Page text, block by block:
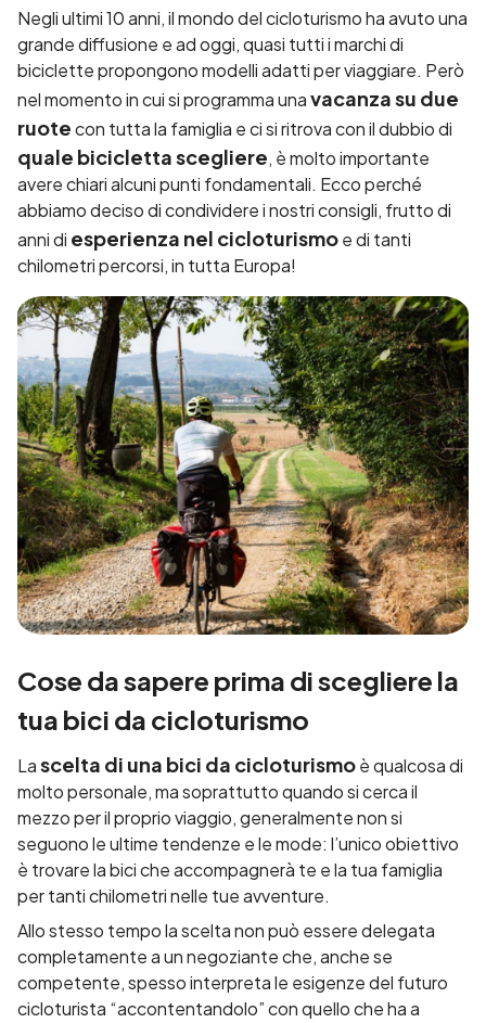
Negli ultimi 10 anni, il mondo del cicloturismo ha avuto una
grande diffusione e ad oggi, quasi tutti i marchi di
biciclette propongono modelli adatti per viaggiare. Però
nel momento in cui si programma unavacanza su due
ruotecon tutta la famiglia e ci si ritrova con il dubbio di
quale bicicletta scegliere, è molto importante
avere chiari alcuni punti fondamentali. Ecco perché
abbiamo deciso di condividere i nostri consigli, frutto di
anni di esperienza nel cicloturismoe di tanti
chilometri percorsi, in tutta Europa!
Cose da sapere prima di scegliere la
tua bici da cicloturismo
Lascelta di una bici da cicloturismoè qualcosa di
molto personale, ma soprattutto quando si cerca il
mezzo per il proprio viaggio, generalmente non si
seguono le ultime tendenze e le mode: l’unico obiettivo
è trovare la bici che accompagnerà te e la tua famiglia
per tanti chilometri nelle tue avventure.
Allo stesso tempo la scelta non può essere delegata
completamente a un negoziante che, anche se
competente, spesso interpreta le esigenze del futuro
cicloturista “accontentandolo” con quello che ha a